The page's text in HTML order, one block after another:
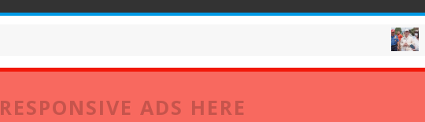
FOKUS
RESPONSIVE ADS HERE